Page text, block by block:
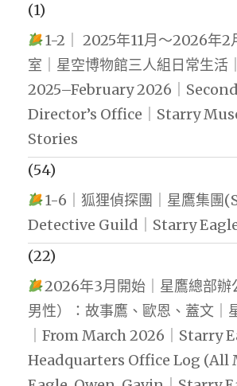
(1)
1-2｜ 2025年11月～2026年2
室｜星空博物館三人組日常生
2025–February 2026｜
Director’s Office｜Starry
Stories
(54)
1-6｜狐狸偵探團｜星鷹集團
Detective Guild｜Starry
(22)
2026年3月開始｜星鷹總部辦
男性）：故事鷹、歐恩、蓋文｜
｜From March 2026｜Starry
Headquarters Office Log (All